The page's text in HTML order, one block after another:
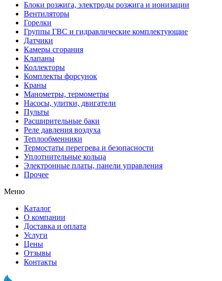
Блоки розжига, электроды розжига и ионизации
Вентиляторы
Горелки
Группы ГВС и гидравлические комплектующие
Датчики
Камеры сгорания
Клапаны
Коллекторы
Комплекты форсунок
Краны
Манометры, термометры
Насосы, улитки, двигатели
Пульты
Расширительные баки
Реле давления воздуха
Теплообменники
Термостаты перегрева и безопасности
Уплотнительные кольца
Электронные платы, панели управления
Прочее
Меню
Каталог
О компании
Доставка и оплата
Услуги
Цены
Отзывы
Контакты